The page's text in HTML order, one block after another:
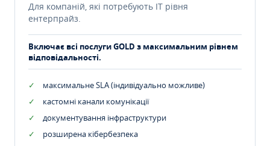
Для компаній, які потребують ІТ рівня
ентерпрайз.
Включає всі послуги GOLD з максимальним рівнем
відповідальності.
максимальне SLA (індивідуально можливе)
кастомні канали комунікації
документування інфраструктури
розширена кібербезпека